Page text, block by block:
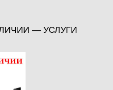
— УСЛУГИ